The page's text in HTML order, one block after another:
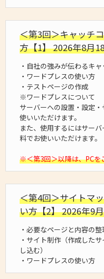
＜第3回＞キャッチ
方【1】 2026年8月
・自社の強みが伝わるキ
・ワードプレスの使い方
・テストページの作成
※ワードプレスについて
サーバーへの設置・設定
使いいただけます。
また、使用するにはサー
料でお使いいただけます。
※＜第3回＞以降は、PCを
＜第4回＞サイトマ
い方【2】 2026年9
・必要なページと内容の
・サイト制作（作成した
し込む）
・ワードプレスの使い方